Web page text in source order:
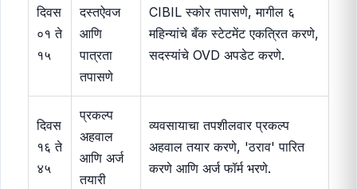
दिवस
०१ ते
१५
दस्तऐवज
आणि
पात्रता
तपासणे
CIBIL स्कोर तपासणे, मागील ६
महिन्यांचे बँक स्टेटमेंट एकत्रित करणे,
सदस्यांचे OVD अपडेट करणे.
दिवस
१६ ते
४५
प्रकल्प
अहवाल
आणि अर्ज
तयारी
व्यवसायाचा तपशीलवार प्रकल्प
अहवाल तयार करणे, 'ठराव' पारित
करणे आणि अर्ज फॉर्म भरणे.